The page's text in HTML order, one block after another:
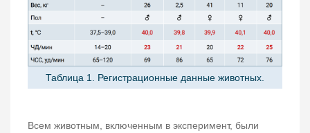
Таблица 1. Регистрационные данные животных.
Всем животным, включенным в эксперимент, были